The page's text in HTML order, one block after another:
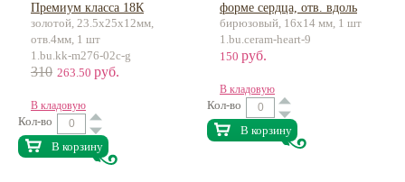
Премиум класса 18К
позолота, латунь
золотой, 23.5x25x12мм,
отв.4мм, 1 шт
1.bu.kk-m276-02c-g
310 263.50 руб.
В кладовую
Кол-во
В корзину
форме сердца, отв. вдоль
бирюзовый, 16х14 мм, 1 шт
1.bu.ceram-heart-9
150 руб.
В кладовую
Кол-во
В корзину